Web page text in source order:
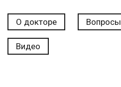
О докторе Вопросы
Видео